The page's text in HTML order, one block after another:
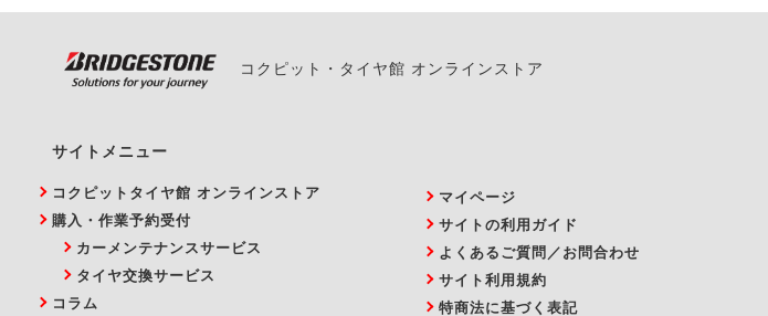
コクピット・タイヤ館 オンラインストア
サイトメニュー
コクピットタイヤ館 オンラインストア
購入・作業予約受付
カーメンテナンスサービス
タイヤ交換サービス
コラム
マイページ
サイトの利用ガイド
よくあるご質問／お問合わせ
サイト利用規約
特商法に基づく表記